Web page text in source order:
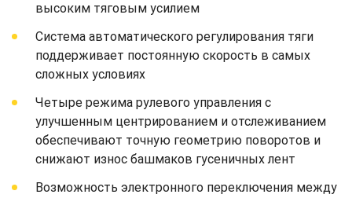
высоким тяговым усилием
Система автоматического регулирования тяги
поддерживает постоянную скорость в самых
сложных условиях
Четыре режима рулевого управления с
улучшенным центрированием и отслеживанием
обеспечивают точную геометрию поворотов и
снижают износ башмаков гусеничных лент
Возможность электронного переключения между